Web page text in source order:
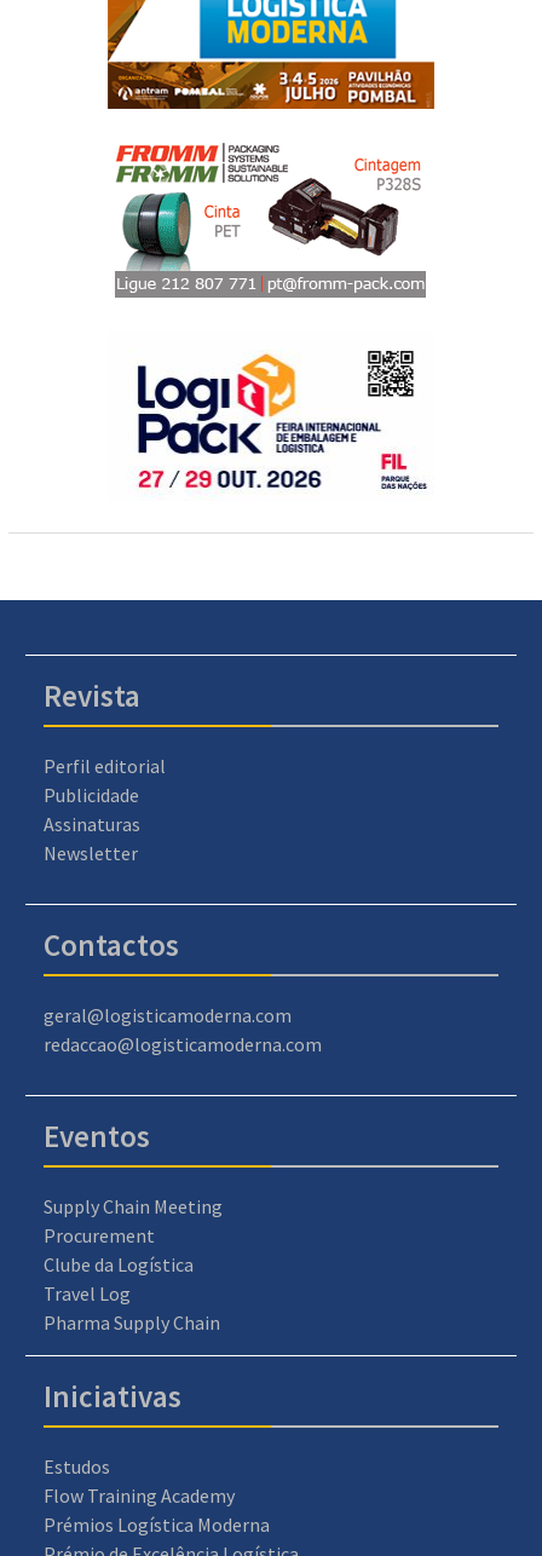
Revista
Perfil editorial
Publicidade
Assinaturas
Newsletter
Contactos
geral@logisticamoderna.com
redaccao@logisticamoderna.com
Eventos
Supply Chain Meeting
Procurement
Clube da Logística
Travel Log
Pharma Supply Chain
Iniciativas
Estudos
Flow Training Academy
Prémios Logística Moderna